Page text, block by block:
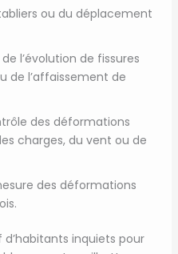
ou du déplacement
l’évolution de fissures
de l’affaissement de
des déformations
charges, du vent ou de
des déformations
d’habitants inquiets pour